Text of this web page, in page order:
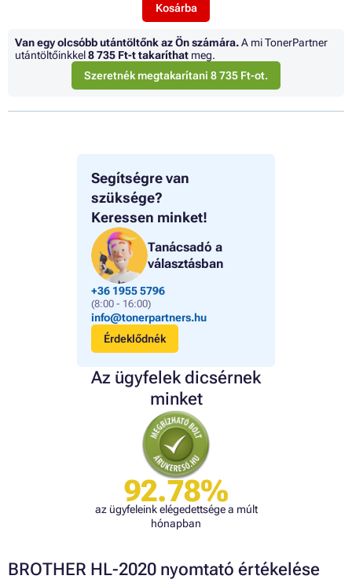
Segítségre van
szüksége?
Keressen minket!
Tanácsadó a
választásban
+36 1955 5796
(8:00 - 16:00)
info@tonerpartners.hu
Érdeklődnék
Az ügyfelek dicsérnek
minket
92.78%
az ügyfeleink elégedettsége a múlt
hónapban
Kosárba
Van egy olcsóbb utántöltőnk az Ön számára.A mi TonerPartner
utántöltőinkkel8 735 Ft-t takaríthat meg.
Szeretnék megtakarítani 8 735 Ft-ot.
BROTHER HL-2020 nyomtató értékelése